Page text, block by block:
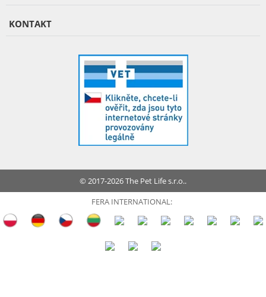
KONTAKT
© 2017-2026 The Pet Life s.r.o..
FERA INTERNATIONAL: